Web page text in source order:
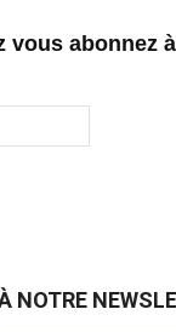
vous abonnez
NOTRE